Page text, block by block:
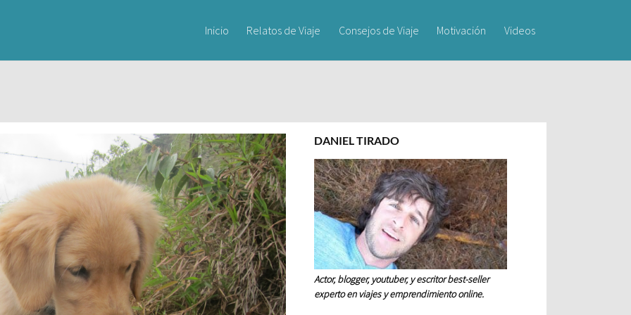
Inicio Relatos de Viaje Consejos de Viaje Motivación Videos
DANIEL TIRADO
Actor, blogger, youtuber, y escritor best-seller
experto en viajes y emprendimiento online.